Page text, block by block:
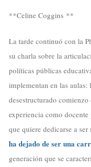
**Celine Coggins **
La tarde continuó con la
su charla sobre la
políticas públicas
implementan en las
desestructurado
experiencia como
que quiere dedicarse a
ha dejado de ser una
generación que se